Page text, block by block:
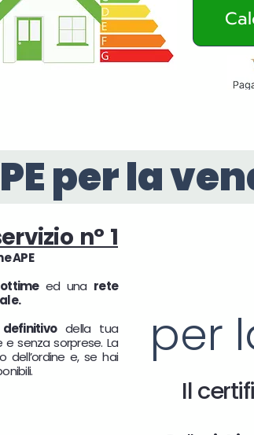
per la
n° 1
APE
ottimeed una rete
della tua
senza sorprese. La
dell’ordine e, se hai
per
Il